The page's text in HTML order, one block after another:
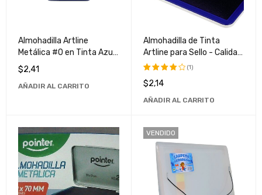
Almohadilla Artline
Metálica #0 en Tinta Azul
- Ideal para Sellos y
Estampados
$2,41
AÑADIR AL CARRITO
Almohadilla de Tinta
Artline para Sello - Calidad
Superior y Larga Duración
Valorado
4.00de
(1)
$2,14
AÑADIR AL CARRITO
VENDIDO